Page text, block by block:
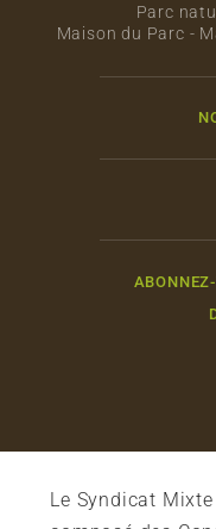
Parc
Maison du Parc -
Le Syndicat